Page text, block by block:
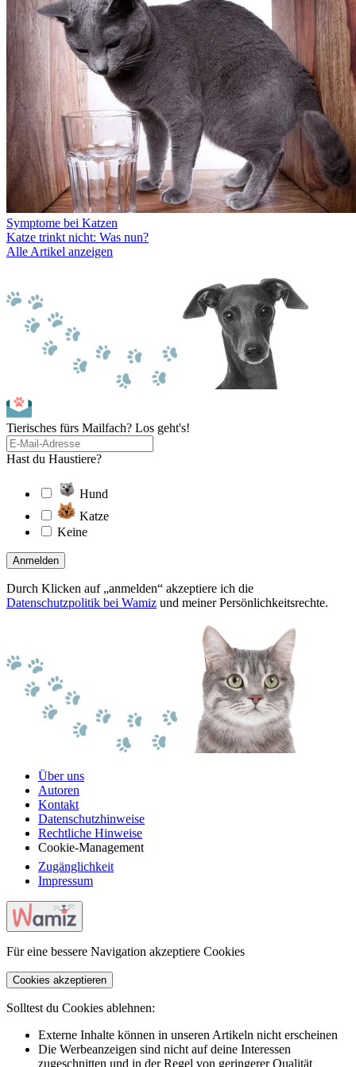
Symptome bei Katzen
Katze trinkt nicht: Was nun?
Alle Artikel anzeigen
Tierisches fürs Mailfach? Los geht's!
Hast du Haustiere?
Hund
Katze
Keine
Anmelden
Durch Klicken auf „anmelden“ akzeptiere ich die
Datenschutzpolitik bei Wamiz und meiner Persönlichkeitsrechte.
Über uns
Autoren
Kontakt
Datenschutzhinweise
Rechtliche Hinweise
Cookie-Management
Zugänglichkeit
Impressum
Für eine bessere Navigation akzeptiere Cookies
Cookies akzeptieren
Solltest du Cookies ablehnen:
Externe Inhalte können in unseren Artikeln nicht erscheinen
Die Werbeanzeigen sind nicht auf deine Interessen
zugeschnitten und in der Regel von geringerer Qualität